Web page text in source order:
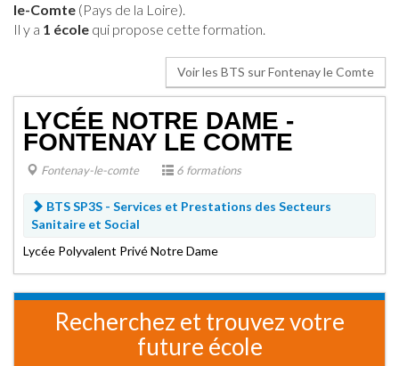
le-Comte (Pays de la Loire).
Il y a 1 école qui propose cette formation.
Voir les BTS sur Fontenay le Comte
LYCÉE NOTRE DAME -
FONTENAY LE COMTE
Fontenay-le-comte 6 formations
BTS SP3S - Services et Prestations des Secteurs
Sanitaire et Social
Lycée Polyvalent Privé Notre Dame
Recherchez et trouvez votre
future école